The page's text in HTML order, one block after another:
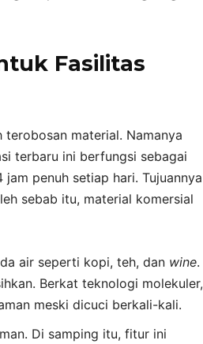
Fasilitas
terobosan material. Namanya
terbaru ini berfungsi sebagai
penuh setiap hari. Tujuannya
sebab itu, material komersial
air seperti kopi, teh, dan wine.
Berkat teknologi molekuler,
meski dicuci berkali-kali.
Di samping itu, fitur ini